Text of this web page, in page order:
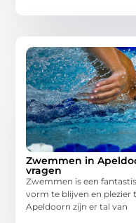
Zwemmen in
vragen
Zwemmen is een
vorm te blijven en plezier
Apeldoorn zijn er tal van